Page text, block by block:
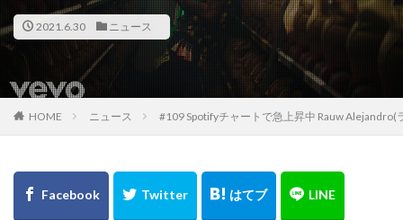
2021.6.30 ニュース
HOME ニュース #109 Spotifyチャートで急上昇中 Rauw Alejandro(
タグ
Lana Del Ray NFT ブリットアウォーズ